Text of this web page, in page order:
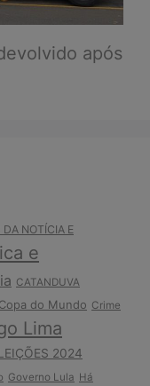
após
DA NOTÍCIA E
e
CATANDUVA
Copa do Mundo Crime
Lima
2024
Governo Lula Há